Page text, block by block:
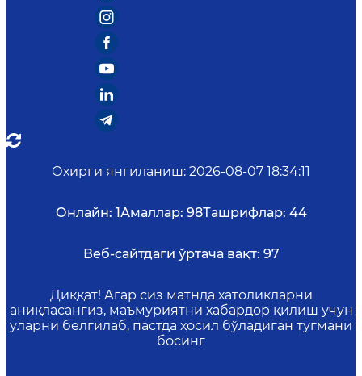
Охирги янгиланиш: 2026-08-07 18:34:11
Онлайн: 1Амаллар: 98Ташрифлар: 44
Веб-сайтдаги ўртача вақт: 97
Диққат! Агар сиз матнда хатоликларни
аниқласангиз, маъмуриятни хабардор қилиш учун
уларни белгилаб, пастда ҳосил бўладиган тугмани
босинг